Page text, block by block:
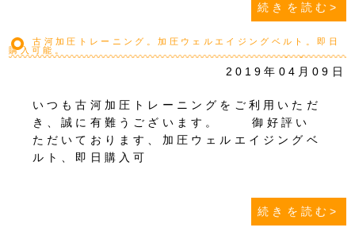
続きを読む>
古河加圧トレーニング。加圧ウェルエイジングベルト。即日
購入可能。
2019年04月09日
いつも古河加圧トレーニングをご利用いただ
き、誠に有難うございます。 御好評い
ただいております、加圧ウェルエイジングベ
ルト、即日購入可
続きを読む>